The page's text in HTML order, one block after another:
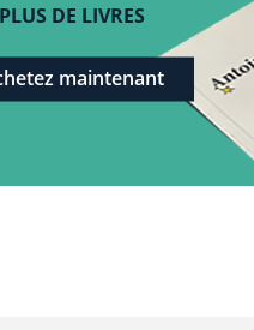
PLUS DE LIVRES
maintenant